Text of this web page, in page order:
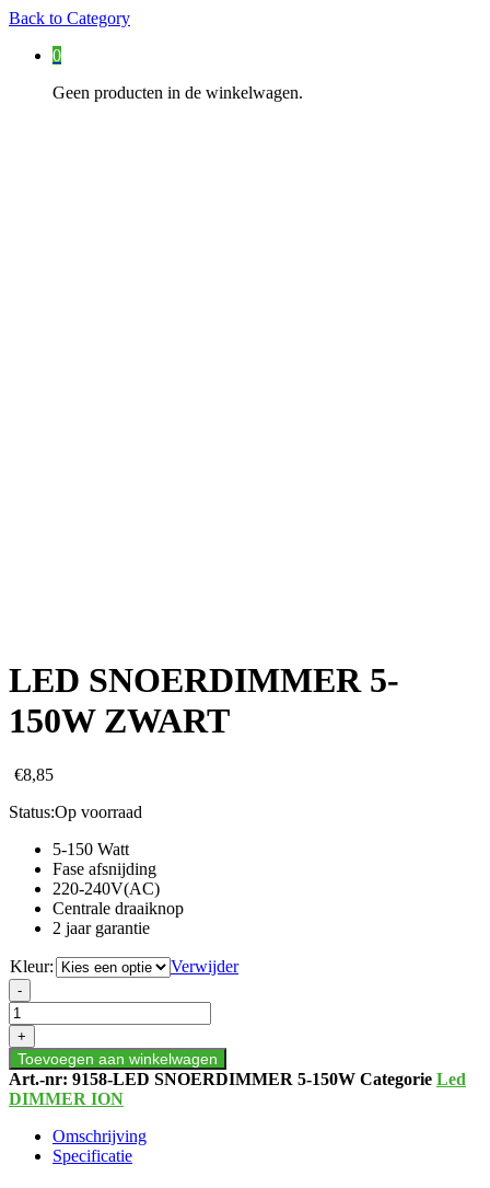
Back to Category
0
Geen producten in de winkelwagen.
LED SNOERDIMMER 5-
150W ZWART
€8,85
Status:Op voorraad
5-150 Watt
Fase afsnijding
220-240V(AC)
Centrale draaiknop
2 jaar garantie
Kleur:
Verwijder
LED
SNOERDIMMER
5-
150W
ZWART
aantal
-
+
Toevoegen aan winkelwagen
Art.-nr: 9158-LED SNOERDIMMER 5-150W Categorie Led
DIMMER ION
Omschrijving
Specificatie